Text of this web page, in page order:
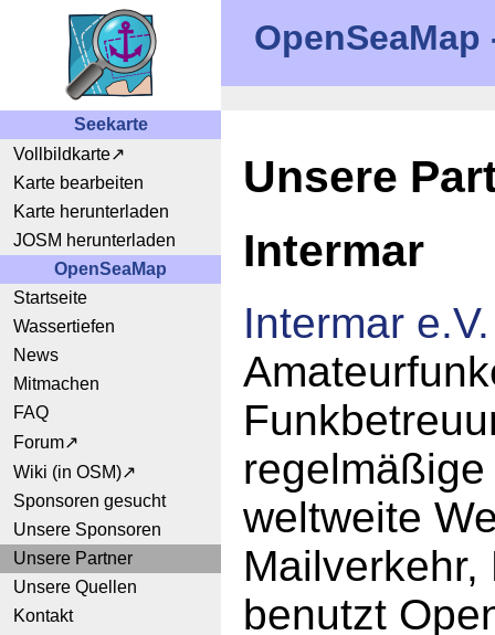
Seekarte
Vollbildkarte
Karte bearbeiten
Karte herunterladen
JOSM herunterladen
OpenSeaMap
Startseite
Wassertiefen
News
Mitmachen
FAQ
Forum
Wiki (in OSM)
Sponsoren gesucht
Unsere Sponsoren
Unsere Partner
Unsere Quellen
Kontakt
Unsere
Intermar
Intermar e.V.
weltweite
benutzt